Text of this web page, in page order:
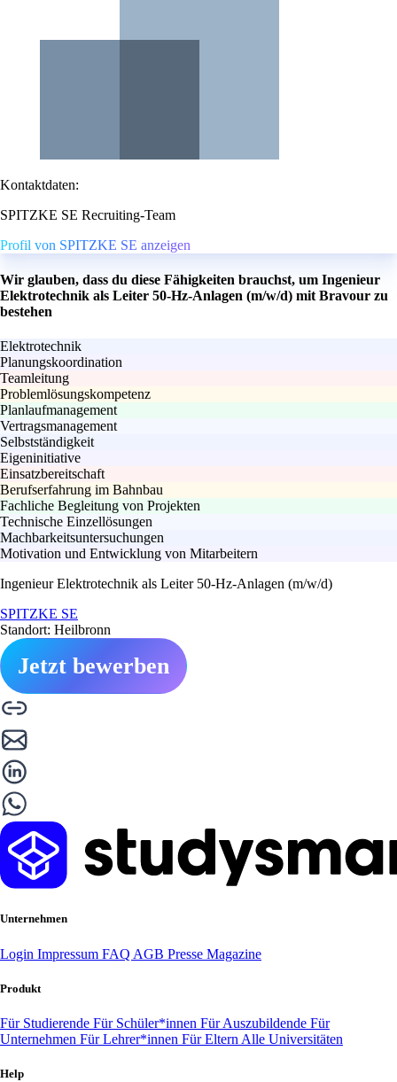
Kontaktdaten:
SPITZKE SE Recruiting-Team
Profil von SPITZKE SE anzeigen
Wir glauben, dass du diese Fähigkeiten brauchst, um Ingenieur
Elektrotechnik als Leiter 50-Hz-Anlagen (m/w/d) mit Bravour zu
bestehen
Elektrotechnik
Planungskoordination
Teamleitung
Problemlösungskompetenz
Planlaufmanagement
Vertragsmanagement
Selbstständigkeit
Eigeninitiative
Einsatzbereitschaft
Berufserfahrung im Bahnbau
Fachliche Begleitung von Projekten
Technische Einzellösungen
Machbarkeitsuntersuchungen
Motivation und Entwicklung von Mitarbeitern
Ingenieur Elektrotechnik als Leiter 50-Hz-Anlagen (m/w/d)
SPITZKE SE
Standort: Heilbronn
Jetzt bewerben
Unternehmen
Login Impressum FAQ AGB Presse Magazine
Produkt
Für Studierende Für Schüler*innen Für Auszubildende Für
Unternehmen Für Lehrer*innen Für Eltern Alle Universitäten
Help